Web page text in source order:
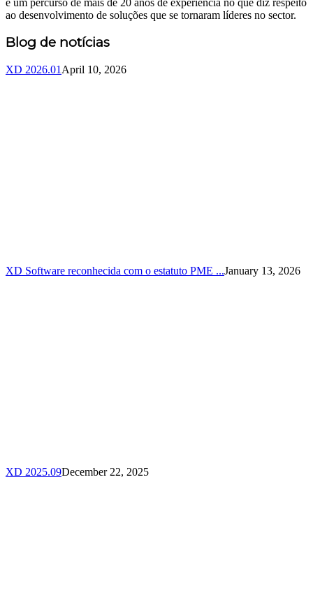
ao desenvolvimento de soluções que se tornaram líderes no sector.
Blog de notícias
XD 2026.01 April 10, 2026
XD Software reconhecida com o estatuto PME ...January 13, 2026
XD 2025.09December 22, 2025